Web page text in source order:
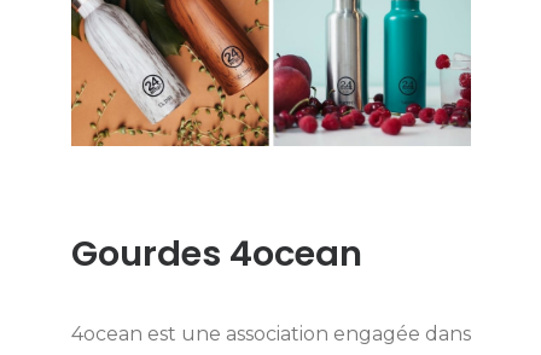
Gourdes 4ocean
4ocean est une association engagée dans